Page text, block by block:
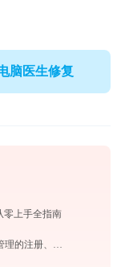
脑医生修复
零上手全指南
班级优化大师完全使用指南：AI智能课堂管理的注册、实操与效率提升全攻略（2026最新）